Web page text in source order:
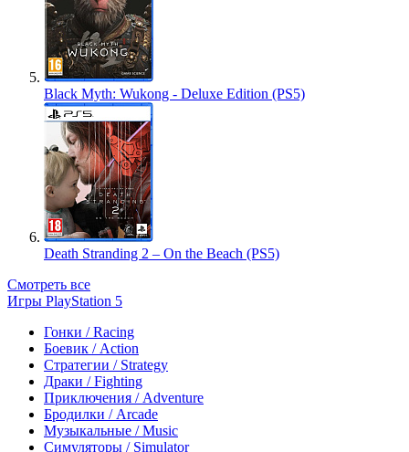
Black Myth: Wukong - Deluxe Edition (PS5)
Death Stranding 2 – On the Beach (PS5)
Смотреть все
Игры PlayStation 5
Гонки / Racing
Боевик / Action
Стратегии / Strategy
Драки / Fighting
Приключения / Adventure
Бродилки / Arcade
Музыкальные / Music
Симуляторы / Simulator